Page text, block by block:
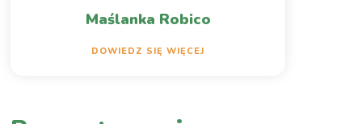
Maślanka Robico
DOWIEDZ SIĘ WIĘCEJ